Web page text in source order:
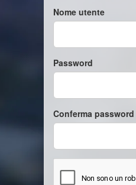
Nome utente
Password
Conferma password